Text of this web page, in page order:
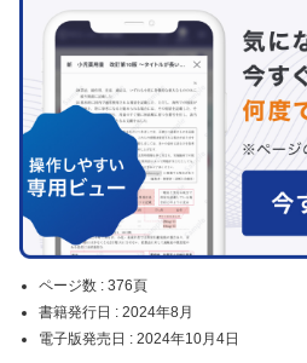
ページ数 : 376頁
書籍発行日 : 2024年8月
電子版発売日 : 2024年10月4日